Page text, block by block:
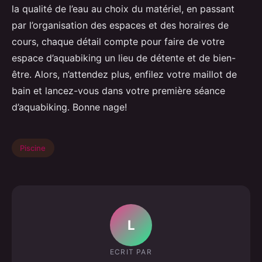
la qualité de l’eau au choix du matériel, en passant
par l’organisation des espaces et des horaires de
cours, chaque détail compte pour faire de votre
espace d’aquabiking un lieu de détente et de bien-
être. Alors, n’attendez plus, enfilez votre maillot de
bain et lancez-vous dans votre première séance
d’aquabiking. Bonne nage!
Piscine
L
ECRIT PAR